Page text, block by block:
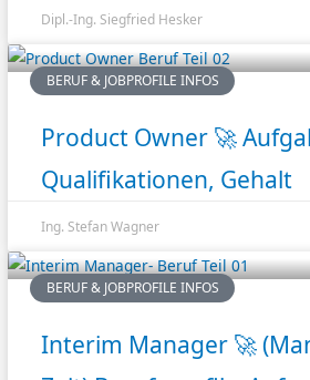
Dipl.-Ing. Siegfried Hesker
BERUF & JOBPROFILE INFOS
Product Owner 🚀
Qualifikationen, Gehalt
Ing. Stefan Wagner
BERUF & JOBPROFILE INFOS
Interim Manager 🚀